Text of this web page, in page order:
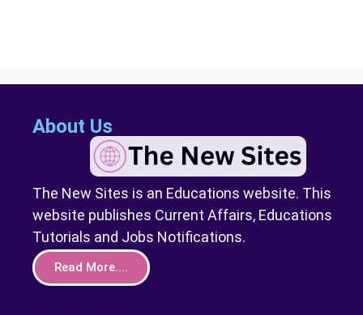
About Us
The New Sites is an Educations website. This
website publishes Current Affairs, Educations
Tutorials and Jobs Notifications.
Read More....